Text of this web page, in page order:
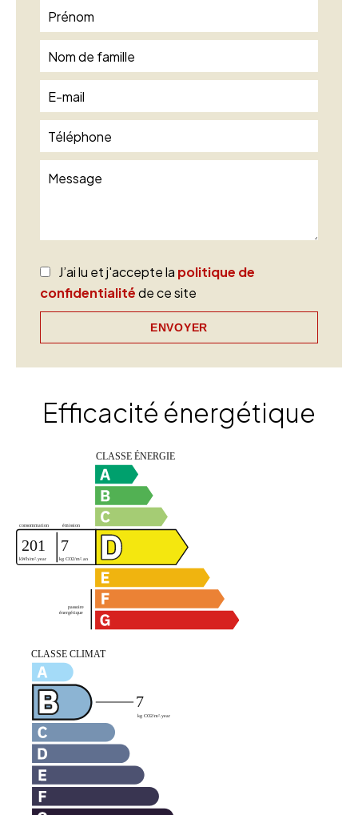
J’ai lu et j'accepte la politique de
confidentialitéde ce site
ENVOYER
Efficacité énergétique